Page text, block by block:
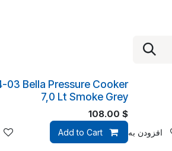
افزودن به لیست علاقه‌مندی‌ها
03 Bella Pressure Cooker
7,0 Lt Smoke Grey
$
108.00
Add to Cart